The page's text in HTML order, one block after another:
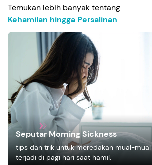
Temukan lebih banyak tentang
Kehamilan hingga Persalinan
Seputar Morning Sickness
tips dan trik untuk meredakan mual-
terjadi di pagi hari saat hamil.